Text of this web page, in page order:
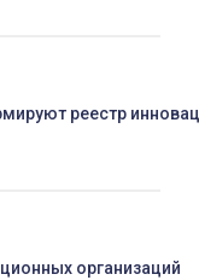
реестр
организаций